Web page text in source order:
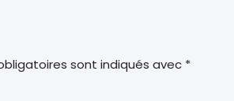
sont indiqués avec *